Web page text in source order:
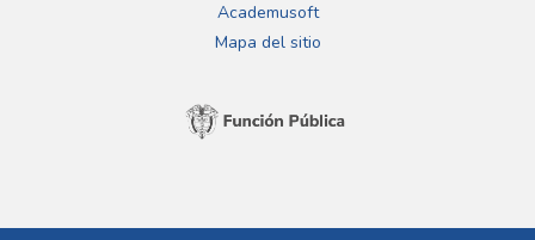
Academusoft
Mapa del sitio